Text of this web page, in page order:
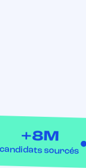
+8M
candidats sourcés